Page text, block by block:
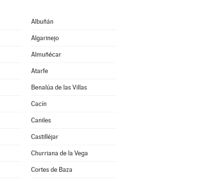
Albuñán
Algarinejo
Almuñécar
Atarfe
Benalúa de las Villas
Cacín
Caniles
Castilléjar
Churriana de la Vega
Cortes de Baza